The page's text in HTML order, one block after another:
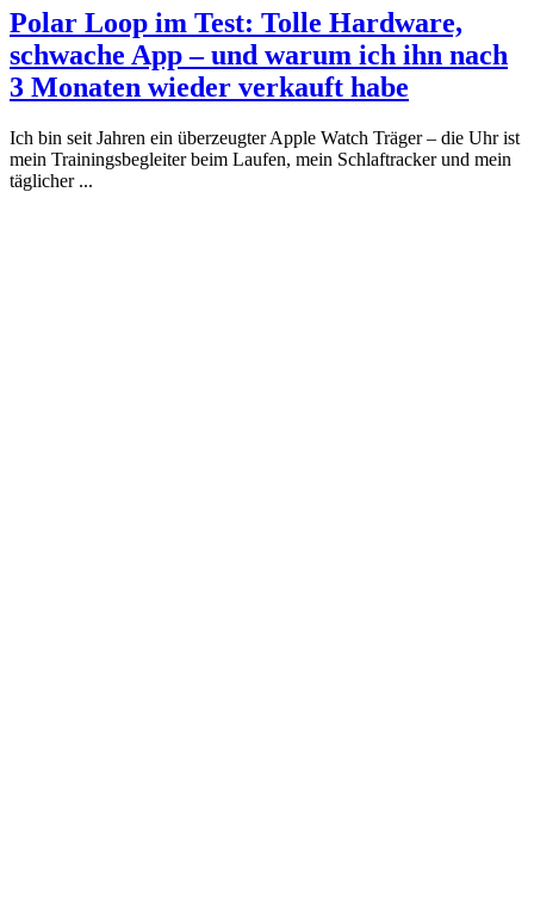
Polar Loop im Test: Tolle Hardware,
schwache App – und warum ich ihn nach
3 Monaten wieder verkauft habe
Ich bin seit Jahren ein überzeugter Apple Watch Träger – die Uhr ist
mein Trainingsbegleiter beim Laufen, mein Schlaftracker und mein
täglicher ...